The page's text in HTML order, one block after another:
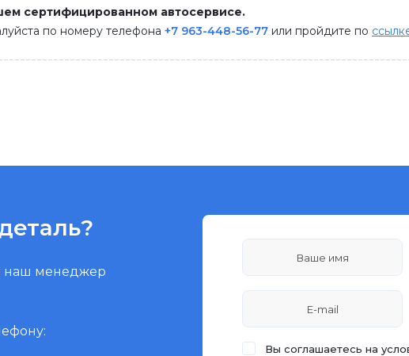
сертифицированном автосервисе.
по номеру телефона +7 963-448-56-77 или пройдите по
наш менеджер
Вы соглашаетесь на